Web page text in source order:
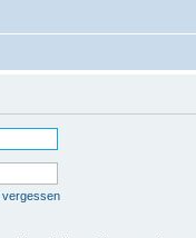
vergessen